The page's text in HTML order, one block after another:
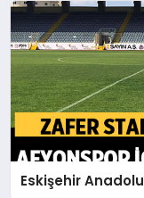
Eskişehir